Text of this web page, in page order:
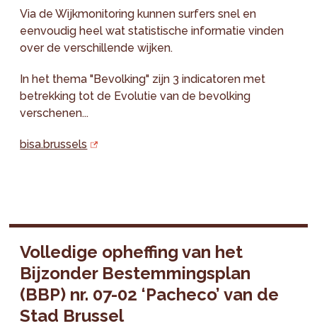
Via de Wijkmonitoring kunnen surfers snel en
eenvoudig heel wat statistische informatie vinden
over de verschillende wijken.
In het thema "Bevolking" zijn 3 indicatoren met
betrekking tot de Evolutie van de bevolking
verschenen...
bisa.brussels
Volledige opheffing van het
Bijzonder Bestemmingsplan
(BBP) nr. 07-02 ‘Pacheco’ van de
Stad Brussel